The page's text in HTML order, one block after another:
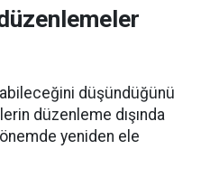
düşündüğünü
düzenleme dışında
yeniden ele